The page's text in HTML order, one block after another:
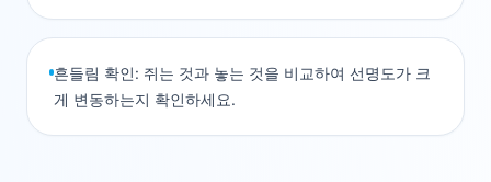
흔들림 확인: 쥐는 것과 놓는 것을 비교하여 선명도가 크
게 변동하는지 확인하세요.